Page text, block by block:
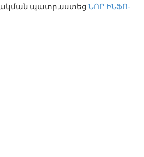
պատրաստեց ՆՈՐ ԻՆՖՈ-